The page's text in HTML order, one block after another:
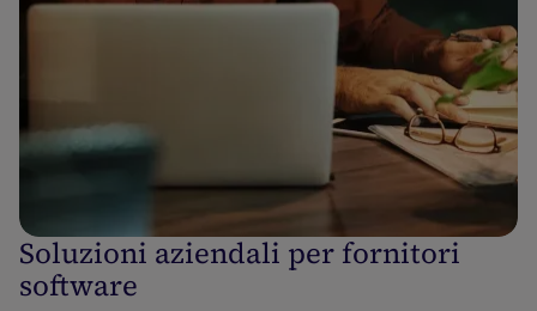
Soluzioni aziendali per fornitori
software